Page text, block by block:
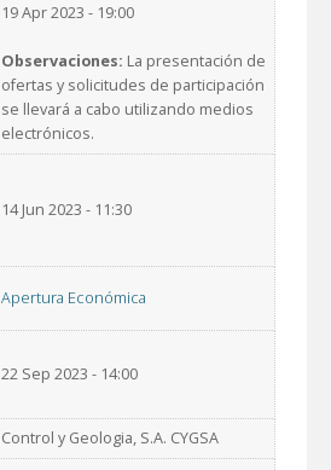
19 Apr 2023 - 19:00
Observaciones: La presentación de
ofertas y solicitudes de participación
se llevará a cabo utilizando medios
electrónicos.
14 Jun 2023 - 11:30
Apertura Económica
22 Sep 2023 - 14:00
Control y Geologia, S.A. CYGSA